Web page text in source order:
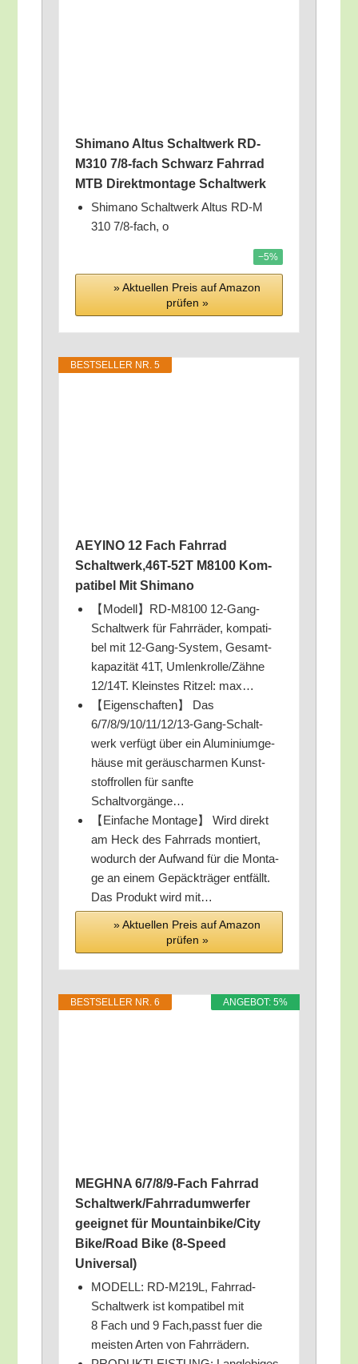
Shi­ma­no Alt­us Schalt­werk RD-
M310 7/​8‑fach Schwarz Fahr­rad
MTB Direkt­mon­ta­ge Schaltwerk
Shi­ma­no Schalt­werk Alt­us RD‑M
310 7/​8‑fach, o
−5%
» Aktu­el­len Preis auf Ama­zon
prü­fen »
BEST­SEL­LER NR. 5
AEYINO 12 Fach Fahr­rad
Schaltwerk,46T-52T M8100 Kom­
pa­ti­bel Mit Shimano
【Modell】RD-M8100 12-Gang-
Schalt­werk für Fahr­rä­der, kom­pa­ti­
bel mit 12-Gang-Sys­tem, Gesamt­
ka­pa­zi­tät 41T, Umlenkrolle/​Zähne
12/​14T. Kleins­tes Rit­zel: max…
【Eigen­schaf­ten】 Das
6/7/8/9/10/11/12/13-Gang-Schalt­
werk ver­fügt über ein Alu­mi­ni­um­ge­
häu­se mit geräusch­ar­men Kunst­
stoff­rol­len für sanf­te
Schaltvorgänge…
【Ein­fa­che Mon­ta­ge】 Wird direkt
am Heck des Fahr­rads mon­tiert,
wodurch der Auf­wand für die Mon­ta­
ge an einem Gepäck­trä­ger ent­fällt.
Das Pro­dukt wird mit…
» Aktu­el­len Preis auf Ama­zon
prü­fen »
ANGE­BOT: 5%
BEST­SEL­LER NR. 6
MEGHNA 6/​7/​8/​9‑Fach Fahr­rad
Schaltwerk/​Fahrradumwerfer
geeig­net für Mountainbike/​City
Bike/​Road Bike (8‑Speed
Universal)
MODELL: RD-M219L, Fahr­rad-
Schalt­werk ist kom­pa­ti­bel mit
8 Fach und 9 Fach,passt fuer die
meis­ten Arten von Fahrrädern.